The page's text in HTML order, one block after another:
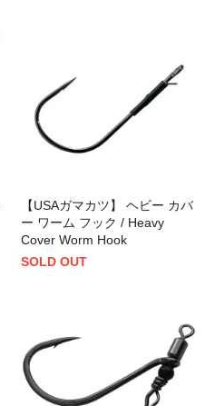
【USAガマカツ】 ヘビー カバ
ー ワーム フック / Heavy
Cover Worm Hook
SOLD OUT